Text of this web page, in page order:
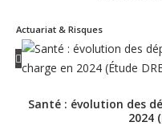
Actuariat & Risques
Santé : évolution des
2024